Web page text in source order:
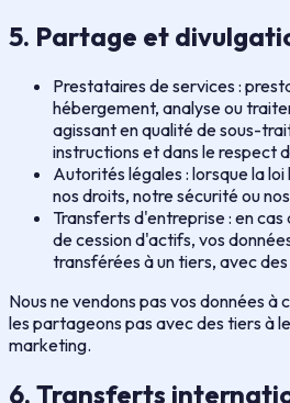
5. Partage et
Prestataires de services :
hébergement, analyse ou
agissant en qualité de sous-
instructions et dans le respect
Autorités légales : lorsque la
nos droits, notre sécurité ou
Transferts d'entreprise : en
de cession d'actifs, vos
transférées à un tiers, avec
Nous ne vendons pas vos données
les partageons pas avec des tiers à
marketing.
6. Transferts